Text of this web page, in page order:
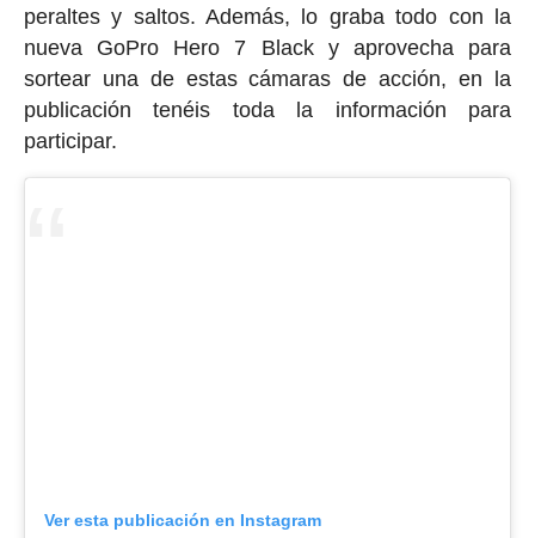
peraltes y saltos. Además, lo graba todo con la
nueva GoPro Hero 7 Black y aprovecha para
sortear una de estas cámaras de acción, en la
publicación tenéis toda la información para
participar.
Ver esta publicación en Instagram